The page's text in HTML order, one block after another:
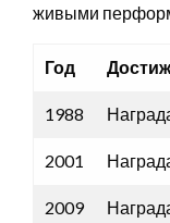
живыми
Год
1988
2001
2009